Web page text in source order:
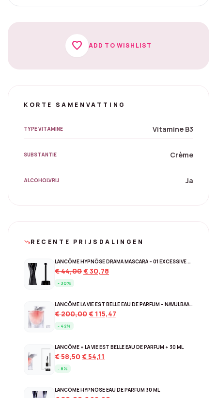
favorite ADD TO WISHLIST
KORTE SAMENVATTING
TYPE VITAMINE Vitamine B3
SUBSTANTIE Crème
ALCOHOLVRIJ Ja
trending_downRECENTE PRIJSDALINGEN
LANCÔME HYPNÔSE DRAMA MASCARA – 01 EXCESSIVE BLACK
€44,00Original
€30,78
- 30%
LANCÔME LA VIE EST BELLE EAU DE PARFUM – NAVULBAAR 150 ML
€200,00Original
€ 115,47
- 42%
LANCÔME + LA VIE EST BELLE EAU DE PARFUM + 30 ML
€58,50Original
€ 58,50.
€54,11
- 8%
LANCÔME HYPNÔSE EAU DE PARFUM 30 ML